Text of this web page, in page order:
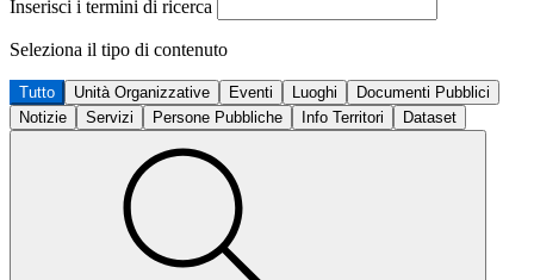
Inserisci i termini di ricerca
Seleziona il tipo di contenuto
Tutto Unità Organizzative Eventi Luoghi
Documenti Pubblici
Notizie
Servizi Persone Pubbliche Info Territori Dataset